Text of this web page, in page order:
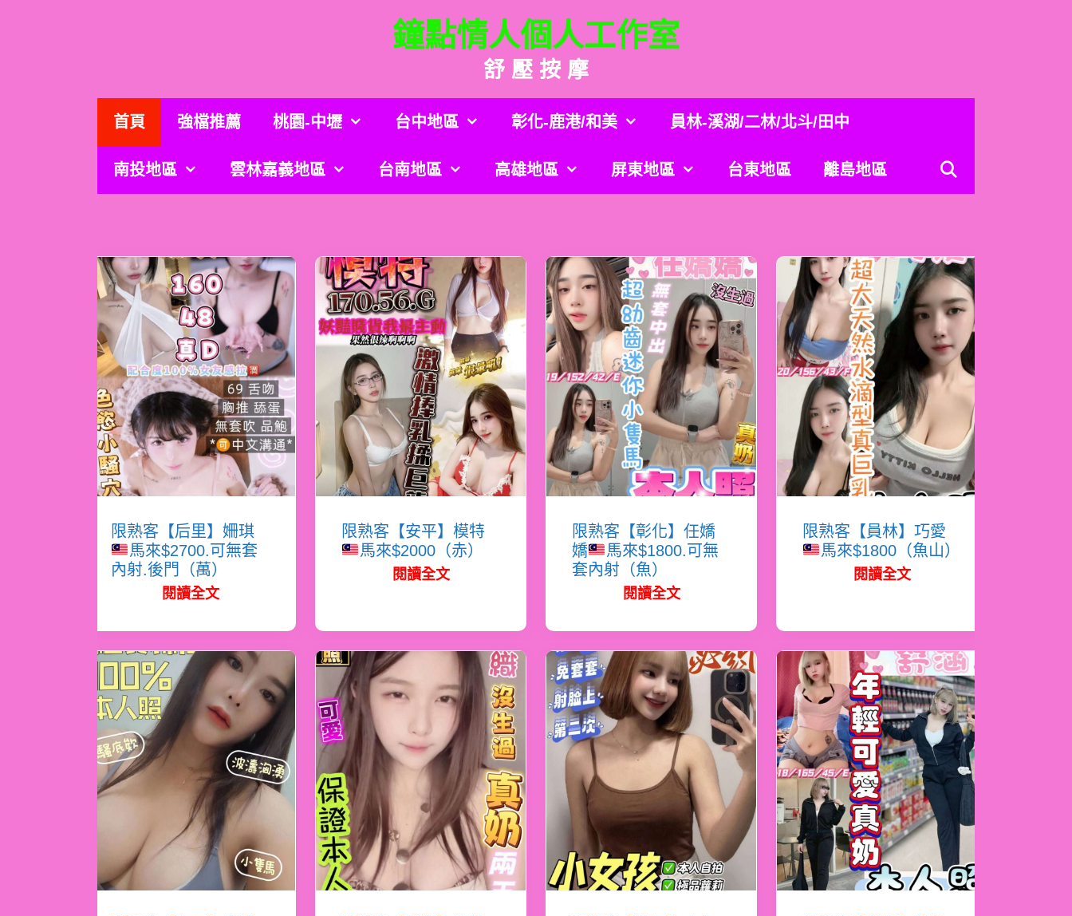
鐘點情人個人工作室
舒 壓 按 摩
首頁 強檔推薦 桃園-中壢 台中地區 彰化-鹿港/和美 員林-溪湖/二林/北斗/田中
南投地區 雲林嘉義地區 台南地區 高雄地區 屏東地區 台東地區 離島地區
限熟客【后里】姍琪
馬來$2700.可無套
內射.後門（萬）
閱讀全文
限熟客【安平】模特
馬來$2000（赤）
閱讀全文
限熟客【彰化】任嬌
嬌
馬來$1800.可無
套內射（魚）
閱讀全文
限熟客【員林】巧愛
馬來$1800（魚山）
閱讀全文